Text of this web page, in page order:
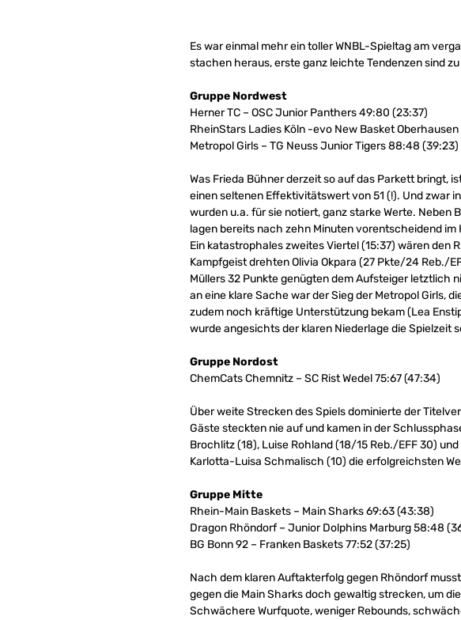
Es war einmal mehr ein toller WNBL-Spieltag am
stachen heraus, erste ganz leichte Tendenzen sind
Gruppe Nordwest
Herner TC – OSC Junior Panthers 49:80 (23:37)
RheinStars Ladies Köln -evo New Basket Oberhausen
Metropol Girls – TG Neuss Junior Tigers 88:48 (39:23)
Was Frieda Bühner derzeit so auf das Parkett bringt,
einen seltenen Effektivitätswert von 51 (!). Und zwar
wurden u.a. für sie notiert, ganz starke Werte. Neben
lagen bereits nach zehn Minuten vorentscheidend
Ein katastrophales zweites Viertel (15:37) wären den
Kampfgeist drehten Olivia Okpara (27 Pkte/24 Reb./
Müllers 32 Punkte genügten dem Aufsteiger letztlich
an eine klare Sache war der Sieg der Metropol Girls,
zudem noch kräftige Unterstützung bekam (Lea
wurde angesichts der klaren Niederlage die Spielzeit
Gruppe Nordost
ChemCats Chemnitz – SC Rist Wedel 75:67 (47:34)
Über weite Strecken des Spiels dominierte der
Gäste steckten nie auf und kamen in der
Brochlitz (18), Luise Rohland (18/15 Reb./EFF 30)
Karlotta-Luisa Schmalisch (10) die erfolgreichsten
Gruppe Mitte
Rhein-Main Baskets – Main Sharks 69:63 (43:38)
Dragon Rhöndorf – Junior Dolphins Marburg 58:48
BG Bonn 92 – Franken Baskets 77:52 (37:25)
Nach dem klaren Auftakterfolg gegen Rhöndorf
gegen die Main Sharks doch gewaltig strecken, um
Schwächere Wurfquote, weniger Rebounds,